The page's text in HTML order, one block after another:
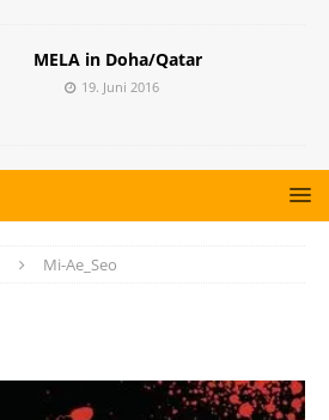
MELA in Doha/Qatar
19. Juni 2016
Mi-Ae_Seo